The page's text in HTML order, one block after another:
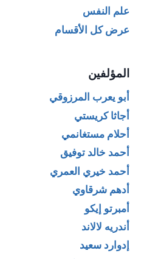
علم النفس
عرض كل الأقسام
المؤلفين
أبو يعرب المرزوقي
أجاثا كريستي
أحلام مستغانمي
أحمد خالد توفيق
أحمد خيري العمري
أدهم شرقاوي
أمبرتو إيكو
أندريه لالاند
إدوارد سعيد